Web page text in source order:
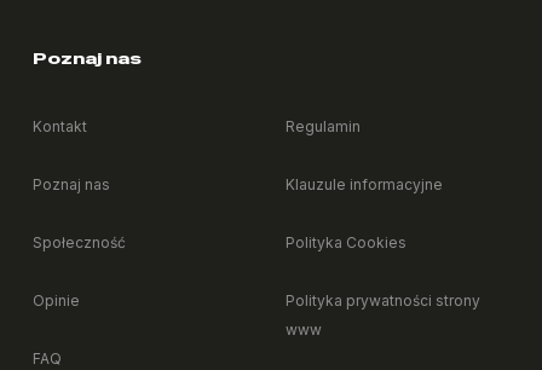
Czy mogę palić papierosy w pokoju albo częściach
Czy mogę udekorować pokój po swojemu?
Czy mogę przywieźć własne meble?
Poznaj nas
Kontakt
Poznaj nas
Społeczność
Opinie
FAQ
Regulamin
Klauzule informacyjne
Polityka Cookies
Polityka prywatności strony
www